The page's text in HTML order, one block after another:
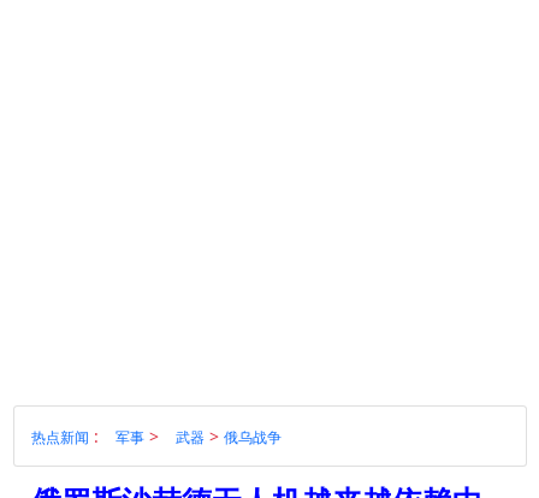
热点新闻 : 军事> 武器 > 俄乌战争